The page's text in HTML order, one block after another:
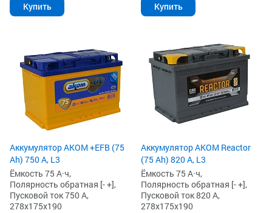
Купить Купить
Аккумулятор AKOM +EFB (75
Ah) 750 А, L3
Ёмкость 75 А·ч,
Полярность обратная [- +],
Пусковой ток 750 А,
278x175x190
Аккумулятор AKOM Reactor
(75 Ah) 820 А, L3
Ёмкость 75 А·ч,
Полярность обратная [- +],
Пусковой ток 820 А,
278x175x190